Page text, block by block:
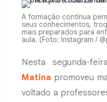
A formação contínua
seus conhecimentos,
mais preparados para
aula. (Foto: Instagram /
Nesta segunda-
Matina promoveu
voltado a